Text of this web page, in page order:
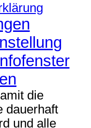
die
dauerhaft
und alle